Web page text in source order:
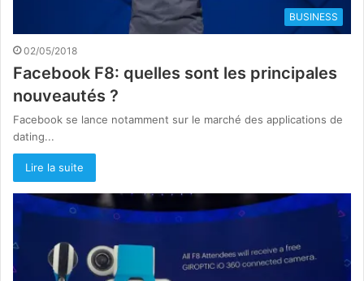
BUSINESS
02/05/2018
Facebook F8: quelles sont les principales
nouveautés ?
Facebook se lance notamment sur le marché des applications de
dating...
Lire la suite